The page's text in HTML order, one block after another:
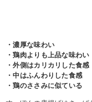
・濃厚な味わい
・鶏肉よりも上品な味わい
・外側はカリカリした食感
・中はふんわりした食感
・鶏のささみに似ている